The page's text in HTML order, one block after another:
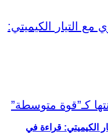
الكيميتي: قراءة في